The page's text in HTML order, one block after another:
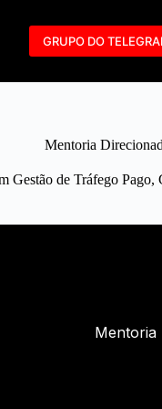
GRUPO DO
Mentoria
Gestão de Tráfego Pago,
Mentoria